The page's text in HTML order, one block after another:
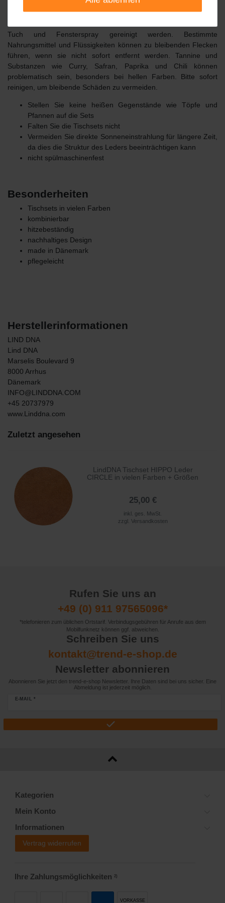
Pflegehinweise
Tuch und Fensterspray gereinigt werden.
Bestimmte
Nahrungsmittel und Flüssigkeiten können zu bleibenden Flecken
führen, wenn sie nicht sofort entfernt werden.
Tannine und
Substanzen wie Curry, Safran, Paprika und Chili können
problematisch sein, besonders bei hellen Farben.
Bitte sofort
reinigen, um bleibende Schäden zu vermeiden.
Stellen Sie keine heißen Gegenstände wie Töpfe und
Pfannen auf die Sets
Falten Sie die Tischsets nicht
Vermeiden Sie direkte Sonneneinstrahlung für längere Zeit,
da dies die Struktur des Leders beeinträchtigen kann
nicht spülmaschinenfest
Besonderheiten
Tischsets in vielen Farben
kombinierbar
hitzebeständig
nachhaltiges Design
made in Dänemark
pflegeleicht
Herstellerinformationen
LIND DNA
Lind DNA
Marselis Boulevard 9
8000 Arrhus
Dänemark
INFO@LINDDNA.COM
+45 20737979
www.Linddna.com
Zuletzt angesehen
LindDNA Tischset HIPPO Leder
CIRCLE in vielen Farben + Größen
25,00 €
inkl. ges. MwSt.
zzgl. Versandkosten
Rufen Sie uns an
+49 (0) 911 97565096*
*telefonieren zum üblichen Ortstarif. Verbindugsgebühren für Anrufe aus dem
Mobilfunknetz können ggf. abweichen.
Schreiben Sie uns
kontakt@trend-e-shop.de
Newsletter abonnieren
Abonnieren Sie jetzt den trend-e-shop Newsletter. Ihre Daten sind bei uns sicher. Eine
Abmeldung ist jederzeit möglich.
E-MAIL *
Kategorien
Mein Konto
Informationen
Vertrag widerrufen
Ihre Zahlungsmöglichkeiten 2)
VORKASSE